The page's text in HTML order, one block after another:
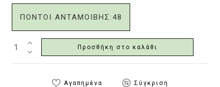
ΠΟΝΤΟΙ ΑΝΤΑΜΟΙΒΗΣ:48
Προσθήκη στο καλάθι
Αγαπημένα Σύγκριση